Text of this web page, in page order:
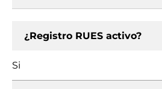
¿Registro RUES activo?
Si